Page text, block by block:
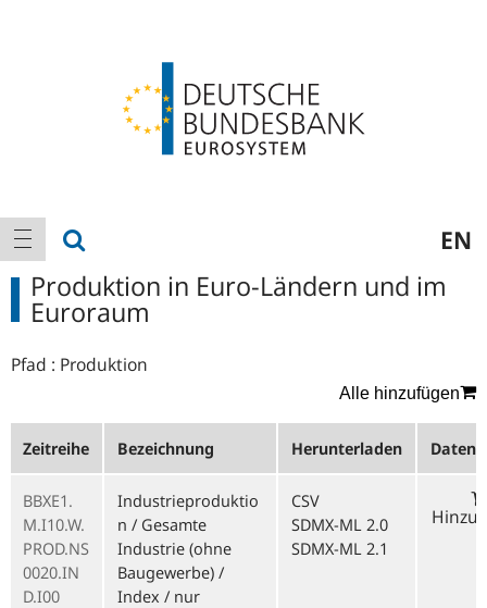
Hauptnavigation
Navigation anzeigen EN
Produktion in Euro-Ländern und im
Euroraum
Pfad : Produktion
Alle hinzufügen
Zeitreihe Bezeichnung Herunterladen
BBXE1.
M.I10.W.
PROD.NS
0020.IN
D.I00
Industrieproduktio
n / Gesamte
Industrie (ohne
Baugewerbe) /
Index / nur
CSV
SDMX-ML 2.0
SDMX-ML 2.1